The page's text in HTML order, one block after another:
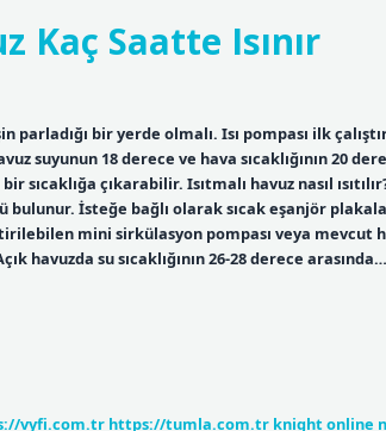
Kaç Saatte Isınır
parladığı bir yerde olmalı. Isı pompası ilk
suyunun 18 derece ve hava sıcaklığının 20
sıcaklığa çıkarabilir. Isıtmalı havuz nasıl
bulunur. İsteğe bağlı olarak sıcak eşanjör
mini sirkülasyon pompası veya mevcut
havuzda su sıcaklığının 26-28 derece arasında…
vyfi.com.tr https://tumla.com.tr knight online